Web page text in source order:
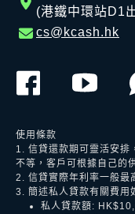
(港鐵中環站D1
cs@kcash.hk
使用條款
1. 信貸還款期可靈活安排
不等，客戶可根據自己的
2. 信貸實際年利率一般最
3. 簡述私人貸款有關費用
私人貸款額: